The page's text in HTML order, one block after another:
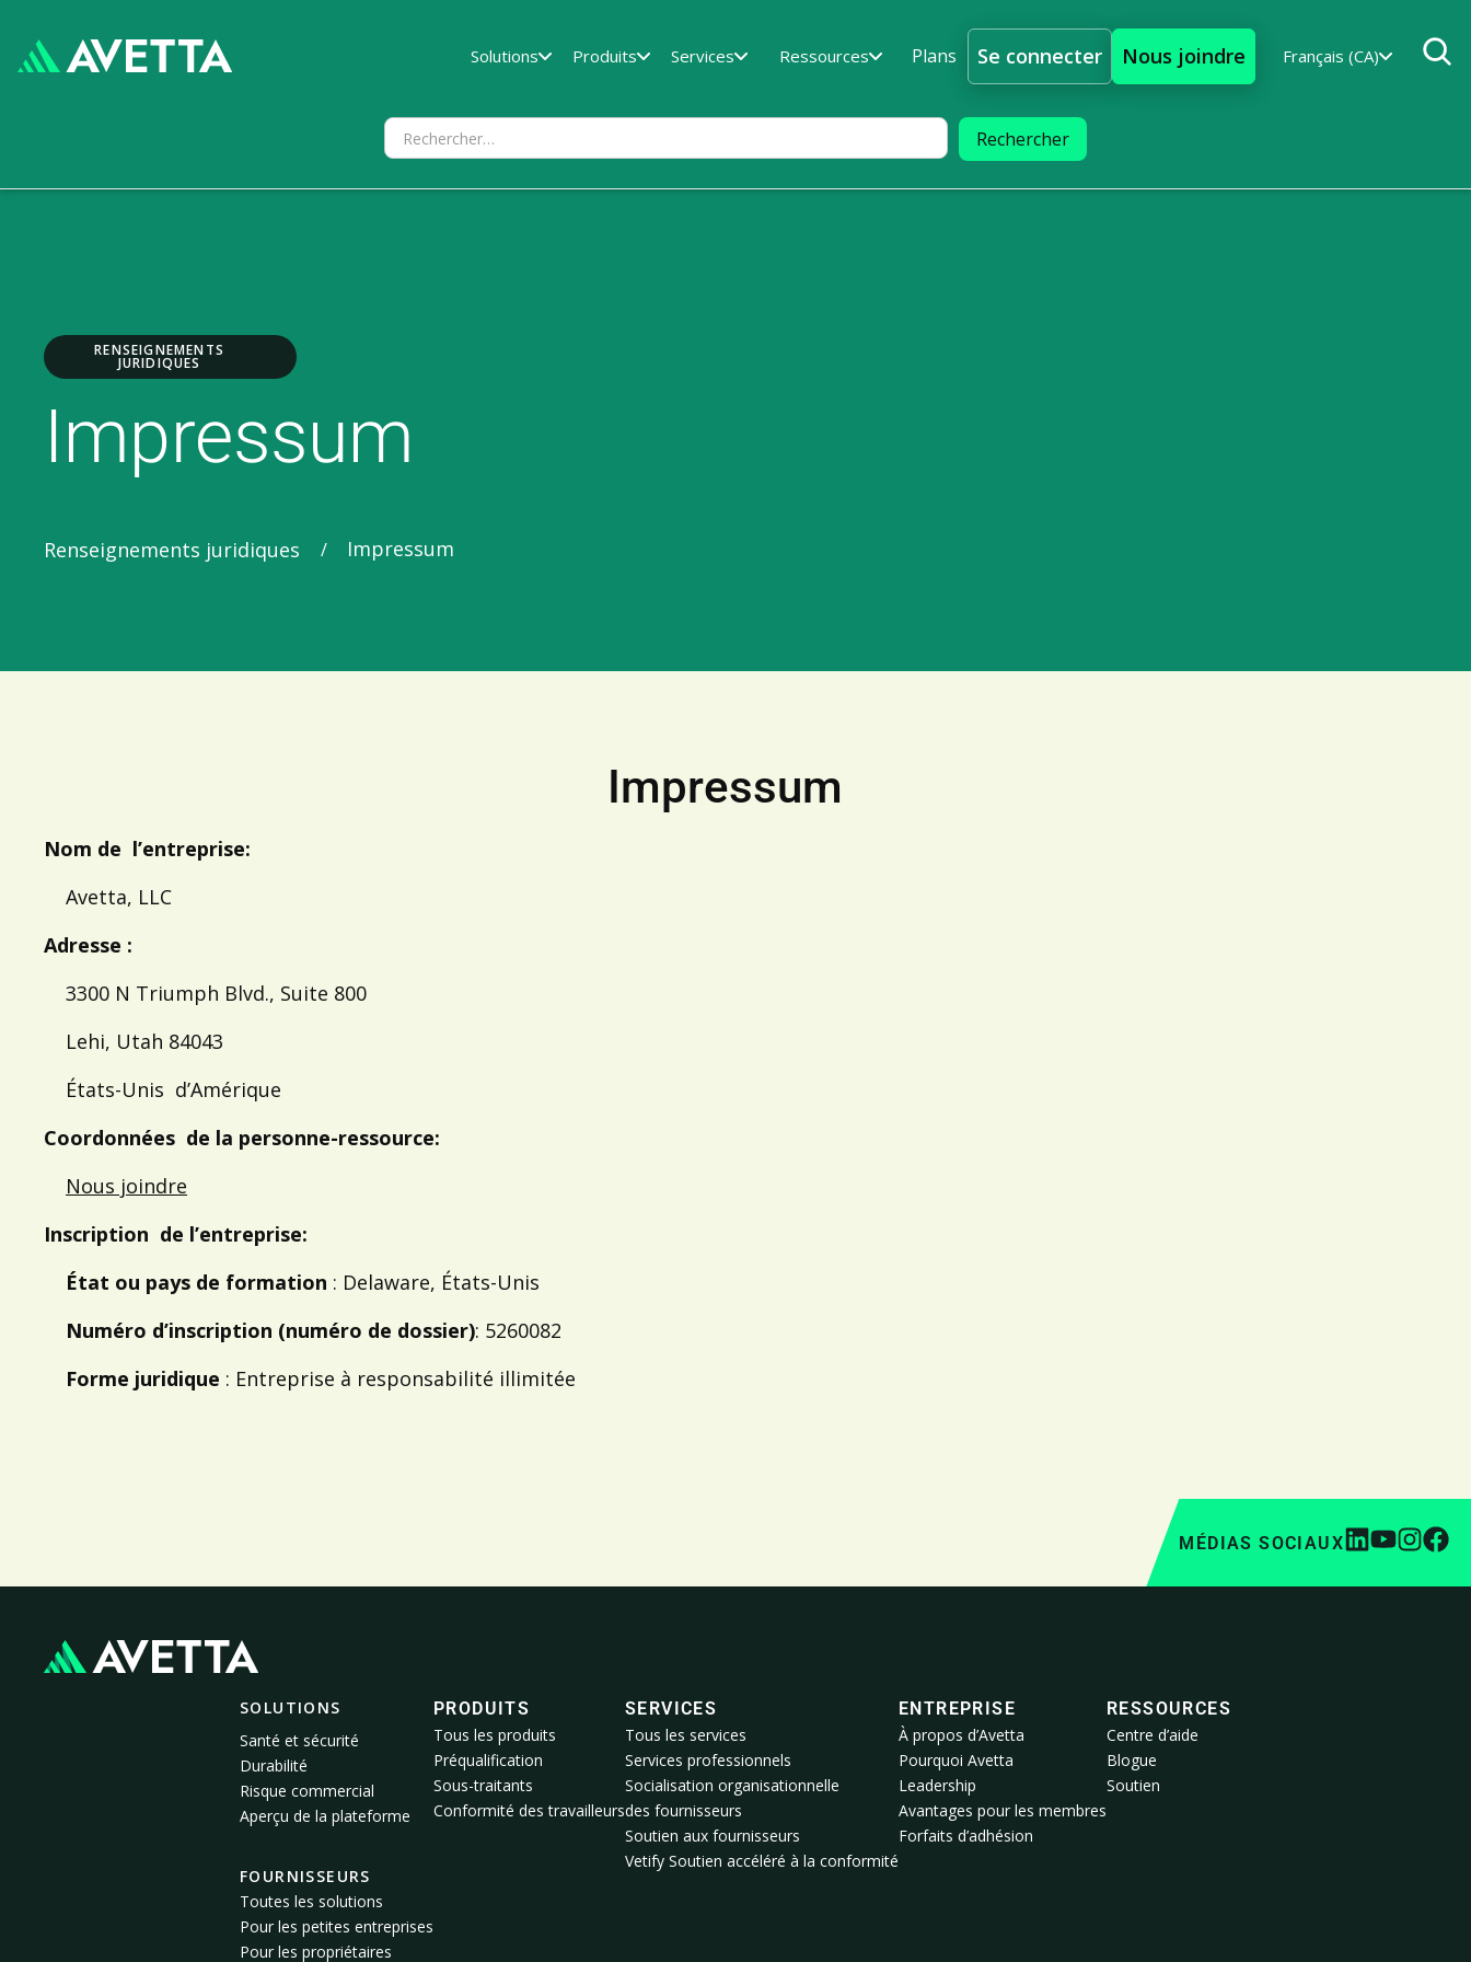
Solutions Produits Services Ressources Plans Se connecter Nous joindre Français (CA)
RENSEIGNEMENTS
JURIDIQUES
Impressum
Renseignements juridiques / Impressum
Impressum
Nom de l’entreprise:
Avetta, LLC
Adresse :
3300 N Triumph Blvd., Suite 800
Lehi, Utah 84043
États-Unis d’Amérique
Coordonnées de la personne-ressource:
Nous joindre
Inscription de l’entreprise:
État ou pays de formation : Delaware, États-Unis
Numéro d’inscription (numéro de dossier): 5260082
Forme juridique : Entreprise à responsabilité illimitée
MÉDIAS SOCIAUX
SOLUTIONS
Santé et sécurité
Durabilité
Risque commercial
Aperçu de la plateforme
FOURNISSEURS
Toutes les solutions
Pour les petites entreprises
Pour les propriétaires
PRODUITS
Tous les produits
Préqualification
Sous-traitants
Conformité des travailleurs
SERVICES
Tous les services
Services professionnels
Socialisation organisationnelle
des fournisseurs
Soutien aux fournisseurs
Vetify Soutien accéléré à la conformité
ENTREPRISE
À propos d’Avetta
Pourquoi Avetta
Leadership
Avantages pour les membres
Forfaits d’adhésion
RESSOURCES
Centre d’aide
Blogue
Soutien